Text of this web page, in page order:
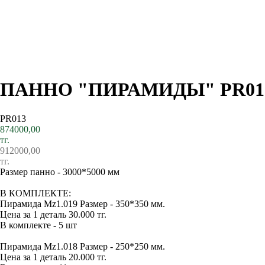
ПАННО "ПИРАМИДЫ"
PR013
874000,00
тг.
912000,00
тг.
Размер панно - 3000*5000 мм
В КОМПЛЕКТЕ:
Пирамида Mz1.019 Размер - 350*350 мм.
Цена за 1 деталь 30.000 тг.
В комплекте - 5 шт
Пирамида Mz1.018 Размер - 250*250 мм.
Цена за 1 деталь 20.000 тг.